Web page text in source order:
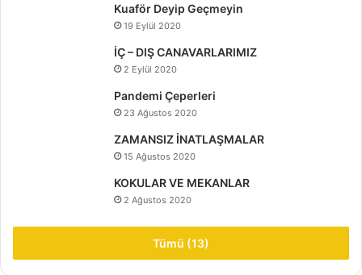
Kuaför Deyip Geçmeyin
19 Eylül 2020
İÇ – DIŞ CANAVARLARIMIZ
2 Eylül 2020
Pandemi Çeperleri
23 Ağustos 2020
ZAMANSIZ İNATLAŞMALAR
15 Ağustos 2020
KOKULAR VE MEKANLAR
2 Ağustos 2020
Tümü (13)